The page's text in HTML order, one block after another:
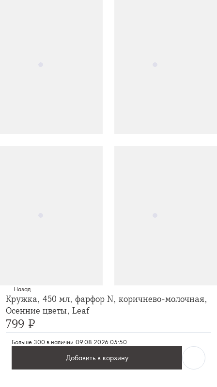
Назад
Кружка, 450 мл, фарфор N, коричнево-молочная,
Осенние цветы, Leaf
799 ₽
Больше 300 в наличии 09.08.2026 05:50
Добавить в корзину